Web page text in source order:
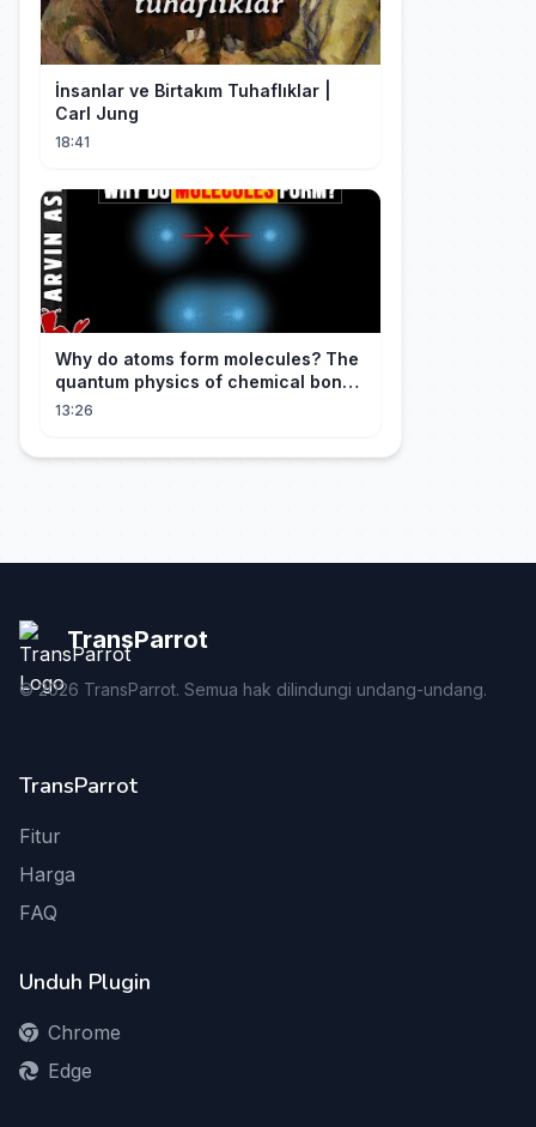
İnsanlar ve Birtakım Tuhaflıklar |
Carl Jung
18:41
Why do atoms form molecules? The
quantum physics of chemical bonds
explained
13:26
TransParrot
©2026 TransParrot. Semua hak dilindungi undang-undang.
TransParrot
Fitur
Harga
FAQ
Unduh Plugin
Chrome
Edge